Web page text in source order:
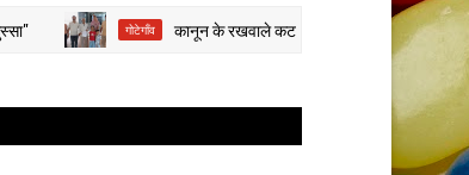
गोटेगाँव कानून के रखवाले कटघरे में: थाना प्रभारी पर मारपीट-वसूली के